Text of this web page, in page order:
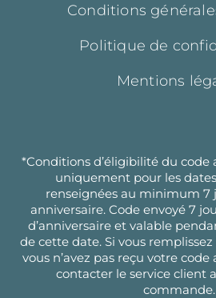
Conditions
Politique de
Mentions
*Conditions d’éligibilité du code
uniquement pour les
renseignées au minimum 7
anniversaire. Code envoyé 7
d’anniversaire et valable
de cette date. Si vous
vous n’avez pas reçu votre
contacter le service client
commande.